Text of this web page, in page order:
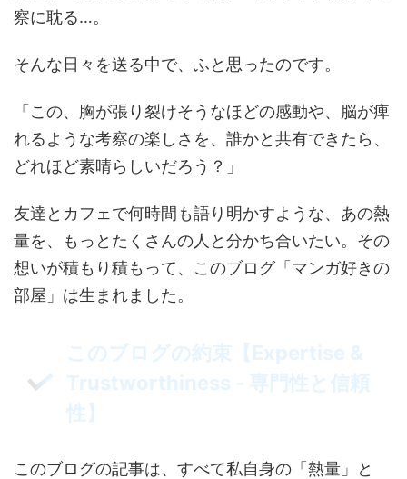
察に耽る…。
そんな日々を送る中で、ふと思ったのです。
「この、胸が張り裂けそうなほどの感動や、脳が痺
れるような考察の楽しさを、誰かと共有できたら、
どれほど素晴らしいだろう？」
友達とカフェで何時間も語り明かすような、あの熱
量を、もっとたくさんの人と分かち合いたい。その
想いが積もり積もって、このブログ「マンガ好きの
部屋」は生まれました。
このブログの約束【Expertise &
Trustworthiness - 専門性と信頼
性】
このブログの記事は、すべて私自身の「熱量」と